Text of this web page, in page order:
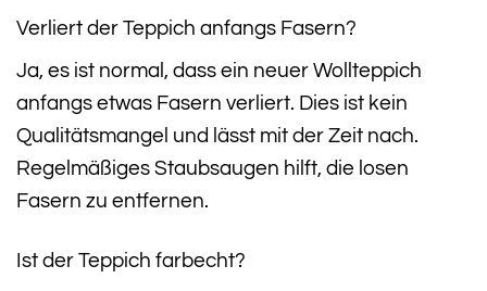
Verliert der Teppich anfangs Fasern?
Ja, es ist normal, dass ein neuer Wollteppich
anfangs etwas Fasern verliert. Dies ist kein
Qualitätsmangel und lässt mit der Zeit nach.
Regelmäßiges Staubsaugen hilft, die losen
Fasern zu entfernen.
Ist der Teppich farbecht?